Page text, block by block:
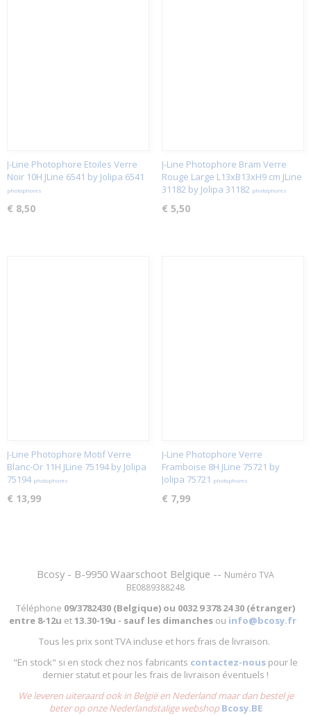
J-Line Photophore Etoiles Verre
Noir 10H JLine 6541 by Jolipa 6541
photophores
€ 8,50
J-Line Photophore Bram Verre
Rouge Large L13xB13xH9 cm JLine
31182 by Jolipa 31182 photophores
€ 5,50
J-Line Photophore Motif Verre
Blanc-Or 11H JLine 75194 by Jolipa
75194 photophores
€ 13,99
J-Line Photophore Verre
Framboise 8H JLine 75721 by
Jolipa 75721 photophores
€ 7,99
Bcosy - B-9950 Waarschoot Belgique -- Numéro TVA
BE0889388248
Téléphone 09/3782430 (Belgique) ou 0032 9 378 24 30 (étranger)
entre 8-12u et13.30-19u - sauf les dimanchesou info@bcosy.fr
Tous les prix sont TVA incluse et hors frais de livraison.
"En stock" si en stock chez nos fabricants contactez-nous pour le
dernier statut et pour les frais de livraison éventuels !
We leveren uiteraard ook in België en Nederland maar dan bestel je
beter op onze Nederlandstalige webshopBcosy.BE